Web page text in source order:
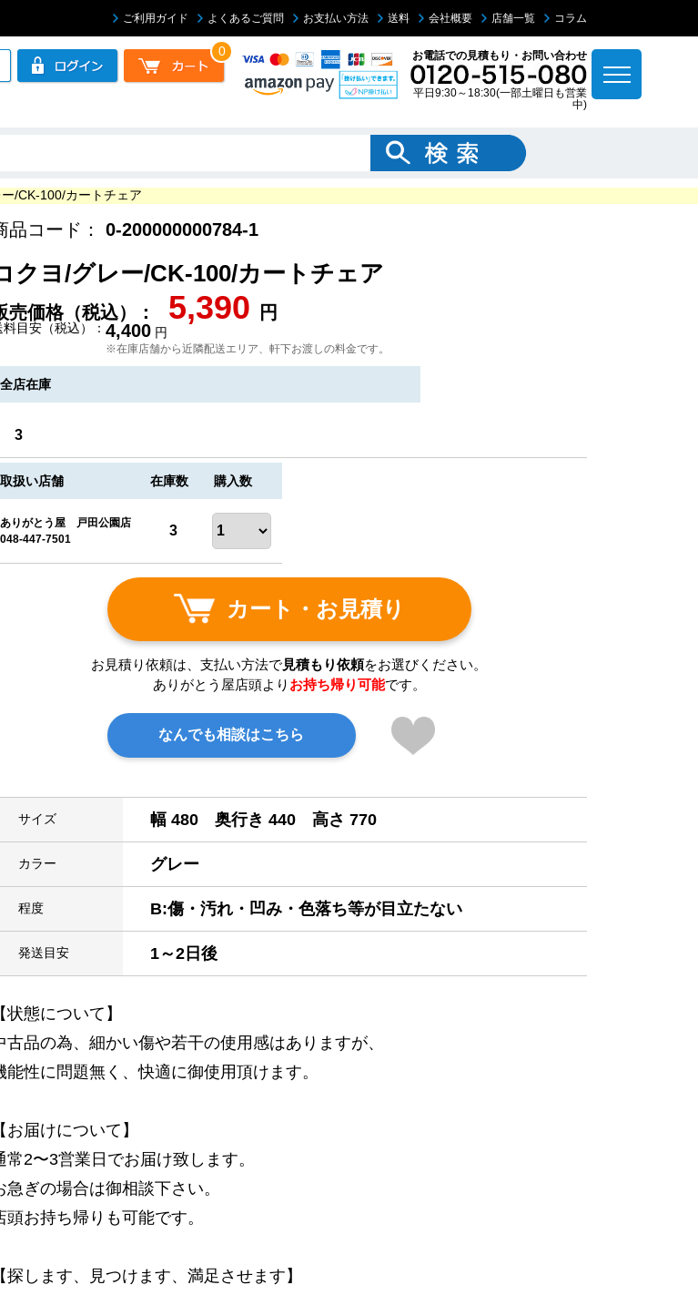
ご利用ガイド よくあるご質問 お支払い方法 送料 会社概要 店舗一覧 コラム
0 お電話での見積もり・お問い合わせ
平日9:30～18:30(一部土曜日も営業
中)
/CK-100/カートチェア
品コード： 0-200000000784-1
クヨ/グレー/CK-100/カートチェア
売価格（税込）： 5,390 円
料目安（税込）： 4,400 円
※在庫店舗から近隣配送エリア、軒下お渡しの料金です。
全店在庫
3
取扱い店舗 在庫数 購入数
ありがとう屋 戸田公園店
048-447-7501
3
カート・お見積り
お見積り依頼は、支払い方法で見積もり依頼をお選びください。
ありがとう屋店頭より お持ち帰り可能です。
なんでも相談はこちら
サイズ 幅 480 奥行き 440 高さ 770
カラー グレー
程度 B:傷・汚れ・凹み・色落ち等が目立たない
発送目安 1～2日後
【状態について】
古品の為、細かい傷や若干の使用感はありますが、
能性に問題無く、快適に御使用頂けます。
【お届けについて】
常2〜3営業日でお届け致します。
急ぎの場合は御相談下さい。
頭お持ち帰りも可能です。
【探します、見つけます、満足させます】